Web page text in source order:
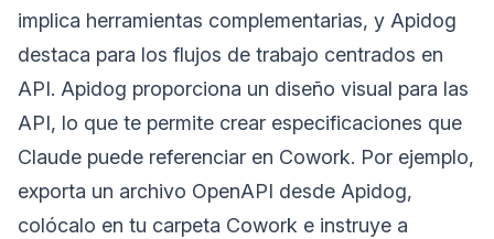
implica herramientas complementarias, y Apidog
destaca para los flujos de trabajo centrados en
API. Apidog proporciona un diseño visual para las
API, lo que te permite crear especificaciones que
Claude puede referenciar en Cowork. Por ejemplo,
exporta un archivo OpenAPI desde Apidog,
colócalo en tu carpeta Cowork e instruye a